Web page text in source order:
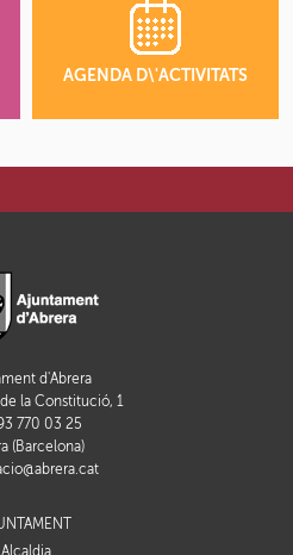
AGENDA D\'ACTIVITATS
d'Abrera
la Constitució, 1
93 770 03 25
(Barcelona)
Alcaldia